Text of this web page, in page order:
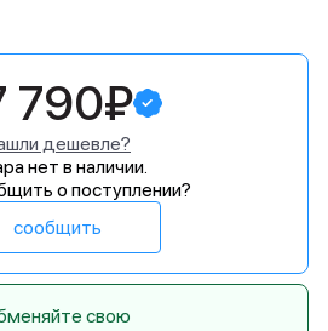
790₽
дешевле?
нет в наличии.
о поступлении?
сообщить
свою